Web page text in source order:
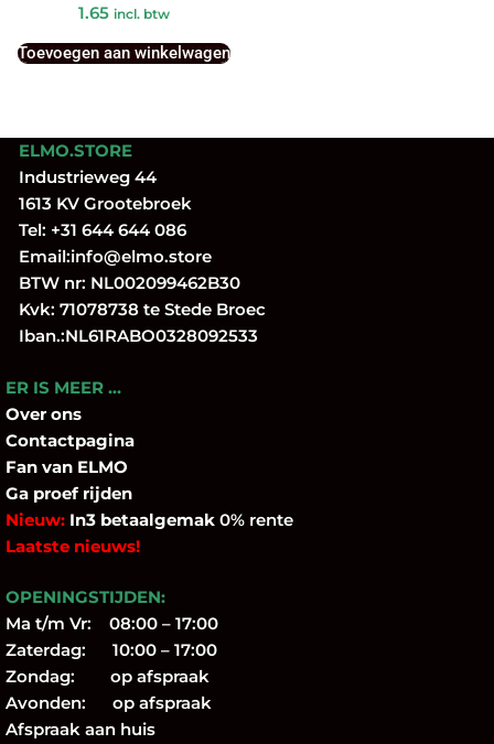
1.65 incl. btw
Toevoegen aan winkelwagen
ELMO.STORE
Industrieweg 44
1613 KV Grootebroek
Tel: +31 644 644 086
Email:info@elmo.store
BTW nr: NL002099462B30
Kvk: 71078738 te Stede Broec
Iban.:NL61RABO0328092533
ER IS MEER …
Over ons
Contactpagina
Fan van ELMO
Ga proef rijden
Nieuw: In3 betaalgemak 0% rente
Laatste nieuws!
OPENINGSTIJDEN:
Ma t/m Vr: 08:00 – 17:00
Zaterdag: 10:00 – 17:00
Zondag: op afspraak
Avonden: op afspraak
Afspraak aan huis